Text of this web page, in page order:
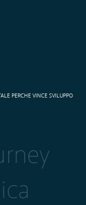
PERCHE VINCE SVILUPPO